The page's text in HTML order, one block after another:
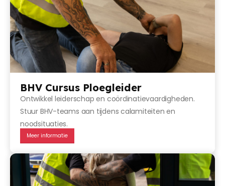
BHV Cursus Ploegleider
Ontwikkel leiderschap en coördinatievaardigheden.
Stuur BHV-teams aan tijdens calamiteiten en
noodsituaties.
Meer informatie